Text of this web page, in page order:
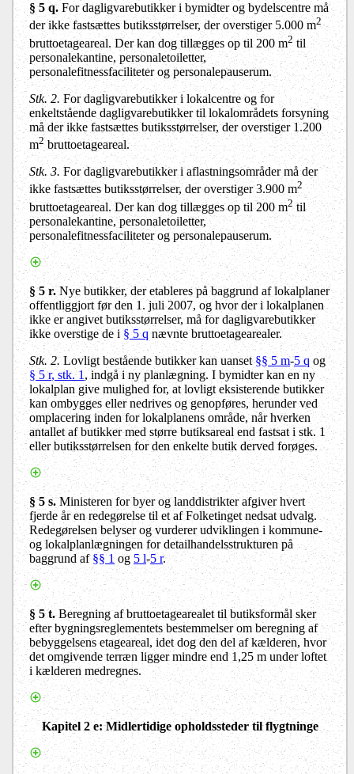
§ 5 q.For dagligvarebutikker i bymidter og bydelscentre må
der ikke fastsættes butiksstørrelser, der overstiger 5.000 m2
bruttoetageareal. Der kan dog tillægges op til 200 m2 til
personalekantine, personaletoiletter,
personalefitnessfaciliteter og personalepauserum.
Stk. 2. For dagligvarebutikker i lokalcentre og for
enkeltstående dagligvarebutikker til lokalområdets forsyning
må der ikke fastsættes butiksstørrelser, der overstiger 1.200
m2 bruttoetageareal.
Stk. 3. For dagligvarebutikker i aflastningsområder må der
ikke fastsættes butiksstørrelser, der overstiger 3.900 m2
bruttoetageareal. Der kan dog tillægges op til 200 m2 til
personalekantine, personaletoiletter,
personalefitnessfaciliteter og personalepauserum.
§ 5 r. Nye butikker, der etableres på baggrund af lokalplaner
offentliggjort før den 1. juli 2007, og hvor der i lokalplanen
ikke er angivet butiksstørrelser, må for dagligvarebutikker
ikke overstige de i § 5 qnævnte bruttoetagearealer.
Stk. 2. Lovligt bestående butikker kan uanset§§ 5 m-5 qog
§ 5 r, stk. 1 , indgå i ny planlægning. I bymidter kan en ny
lokalplan give mulighed for, at lovligt eksisterende butikker
kan ombygges eller nedrives og genopføres, herunder ved
omplacering inden for lokalplanens område, når hverken
antallet af butikker med større butiksareal end fastsat i stk. 1
eller butiksstørrelsen for den enkelte butik derved forøges.
§ 5 s. Ministeren for byer og landdistrikter afgiver hvert
fjerde år en redegørelse til et af Folketinget nedsat udvalg.
Redegørelsen belyser og vurderer udviklingen i kommune-
og lokalplanlægningen for detailhandelsstrukturen på
baggrund af§§ 1og5 l-5 r.
§ 5 t. Beregning af bruttoetagearealet til butiksformål sker
efter bygningsreglementets bestemmelser om beregning af
bebyggelsens etageareal, idet dog den del af kælderen, hvor
det omgivende terræn ligger mindre end 1,25 m under loftet
i kælderen medregnes.
Kapitel 2 e: Midlertidige opholdssteder til flygtninge